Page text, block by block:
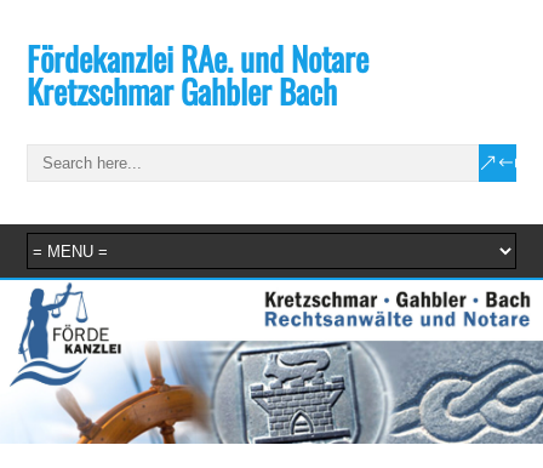
Fördekanzlei RAe. und Notare
Kretzschmar Gahbler Bach